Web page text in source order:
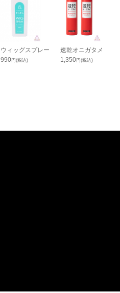
ウィッグスプレー
990円(税込)
速乾オニガタメ
1,350円(税込)